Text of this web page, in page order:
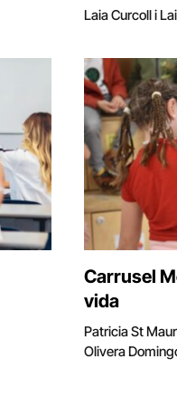
Laia Curcoll i
Carrusel
vida
Patricia St
Olivera